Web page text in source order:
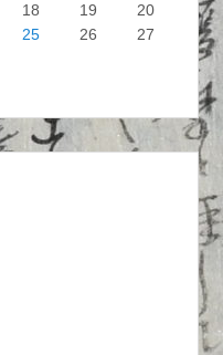
18 19
20
25 26
27